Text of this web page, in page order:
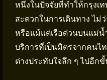
หนึ่งในปัจจัยที่ทำให้กรุงเ
สะดวกในการเดินทาง ไม่
หรือแม้แต่เรือด่วนบนแม่น้
บริการที่เป็นมิตรจากคนไ
ต่างประทับใจลึก ๆ ไปอีก